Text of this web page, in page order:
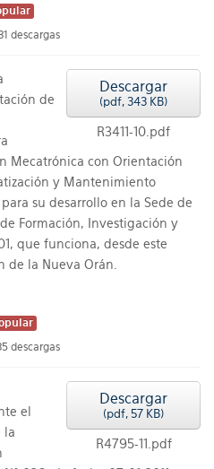
descargas
Descargar
(pdf, 343 KB)
R3411-10.pdf
de
Mecatrónica con Orientación
y Mantenimiento
su desarrollo en la Sede de
Formación, Investigación y
que funciona, desde este
de la Nueva Orán.
descargas
Descargar
(pdf, 57 KB)
R4795-11.pdf
el
la